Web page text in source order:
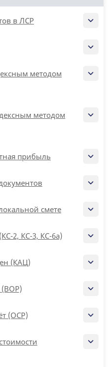
в ЛСР
методом
методом
прибыль
смете
2, КС-3, КС-6а)
(КАЦ)
(ВОР)
(ОСР)